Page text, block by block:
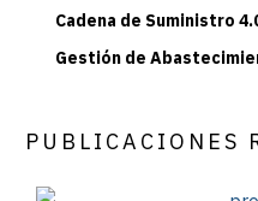
Cadena de Suministro
Gestión de
PUBLICACIONES